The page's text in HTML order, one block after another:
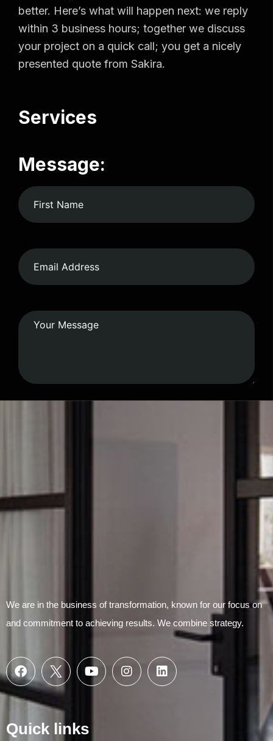
better. Here’s what will happen next: we reply
within 3 business hours; together we discuss
your project on a quick call; you get a nicely
presented quote from Sakira.
Services
Message:
We are in the business of transformation, known for our focus on
and commitment to achieving results. We combine strategy.
Quick links